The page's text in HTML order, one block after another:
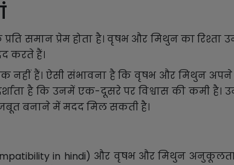
समान प्रेम होता है। वृषभ और मिथुन का रिश्ता
करते हैं।
हैं। ऐसी संभावना है कि वृषभ और मिथुन अपने
है कि उनमें एक-दूसरे पर विश्वास की कमी
बनाने में मदद मिल सकती है।
in hindi) और वृषभ और मिथुन अनुकूलता